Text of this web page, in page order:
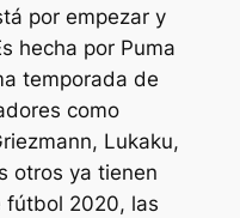
por empezar y
hecha por Puma
temporada de
como
Lukaku,
otros ya tienen
fútbol 2020, las